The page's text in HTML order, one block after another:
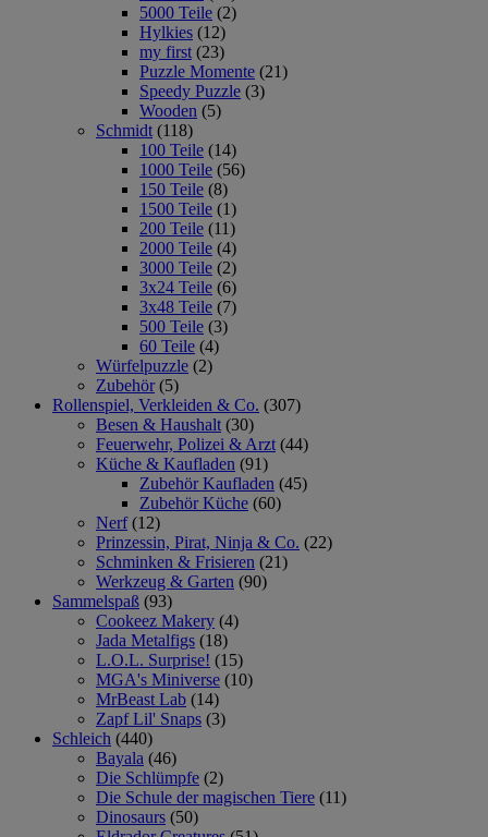
5000 Teile (2)
Hylkies (12)
my first (23)
Puzzle Momente (21)
Speedy Puzzle (3)
Wooden (5)
Schmidt (118)
100 Teile (14)
1000 Teile (56)
150 Teile (8)
1500 Teile (1)
200 Teile (11)
2000 Teile (4)
3000 Teile (2)
3x24 Teile (6)
3x48 Teile (7)
500 Teile (3)
60 Teile (4)
Würfelpuzzle (2)
Zubehör (5)
Rollenspiel, Verkleiden & Co. (307)
Besen & Haushalt (30)
Feuerwehr, Polizei & Arzt (44)
Küche & Kaufladen (91)
Zubehör Kaufladen (45)
Zubehör Küche (60)
Nerf (12)
Prinzessin, Pirat, Ninja & Co. (22)
Schminken & Frisieren (21)
Werkzeug & Garten (90)
Sammelspaß (93)
Cookeez Makery (4)
Jada Metalfigs (18)
L.O.L. Surprise! (15)
MGA's Miniverse (10)
MrBeast Lab (14)
Zapf Lil' Snaps (3)
Schleich (440)
Bayala (46)
Die Schlümpfe (2)
Die Schule der magischen Tiere (11)
Dinosaurs (50)